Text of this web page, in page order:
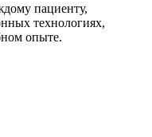
пациенту,
технологиях,
опыте.